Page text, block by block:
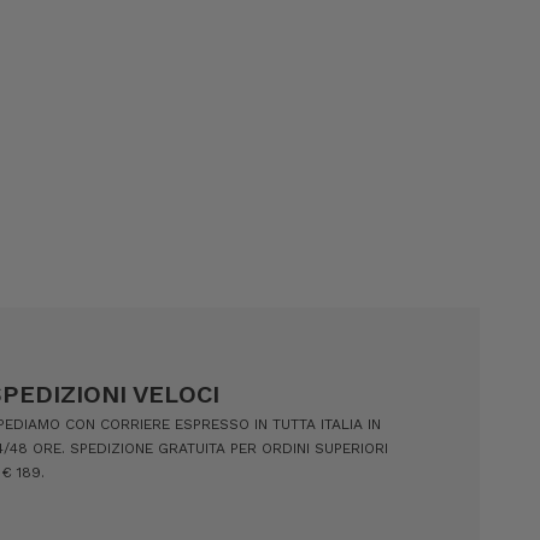
VELOCI
CON CORRIERE ESPRESSO IN TUTTA ITALIA IN
48 ORE. SPEDIZIONE GRATUITA PER ORDINI SUPERIORI
189.